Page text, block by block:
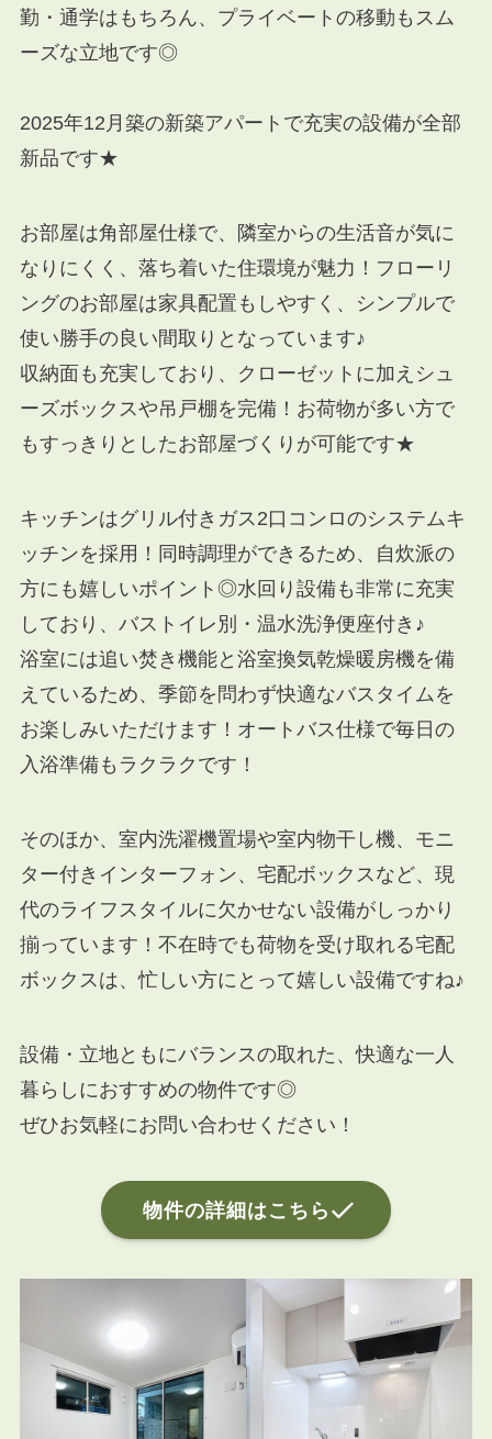
勤・通学はもちろん、プライベートの移動もスム
ーズな立地です◎
2025年12月築の新築アパートで充実の設備が全部
新品です★
お部屋は角部屋仕様で、隣室からの生活音が気に
なりにくく、落ち着いた住環境が魅力！フローリ
ングのお部屋は家具配置もしやすく、シンプルで
使い勝手の良い間取りとなっています♪
収納面も充実しており、クローゼットに加えシュ
ーズボックスや吊戸棚を完備！お荷物が多い方で
もすっきりとしたお部屋づくりが可能です★
キッチンはグリル付きガス2口コンロのシステムキ
ッチンを採用！同時調理ができるため、自炊派の
方にも嬉しいポイント◎水回り設備も非常に充実
しており、バストイレ別・温水洗浄便座付き♪
浴室には追い焚き機能と浴室換気乾燥暖房機を備
えているため、季節を問わず快適なバスタイムを
お楽しみいただけます！オートバス仕様で毎日の
入浴準備もラクラクです！
そのほか、室内洗濯機置場や室内物干し機、モニ
ター付きインターフォン、宅配ボックスなど、現
代のライフスタイルに欠かせない設備がしっかり
揃っています！不在時でも荷物を受け取れる宅配
ボックスは、忙しい方にとって嬉しい設備ですね♪
設備・立地ともにバランスの取れた、快適な一人
暮らしにおすすめの物件です◎
ぜひお気軽にお問い合わせください！
物件の詳細はこちら